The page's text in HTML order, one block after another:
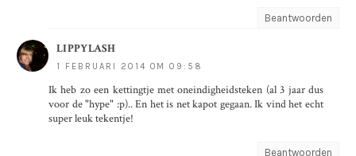
Beantwoorden
LIPPYLASH
1 FEBRUARI 2014 OM 09:58
Ik heb zo een kettingtje met oneindigheidsteken (al 3 jaar dus
voor de "hype" :p).. En het is net kapot gegaan. Ik vind het echt
super leuk tekentje!
Beantwoorden